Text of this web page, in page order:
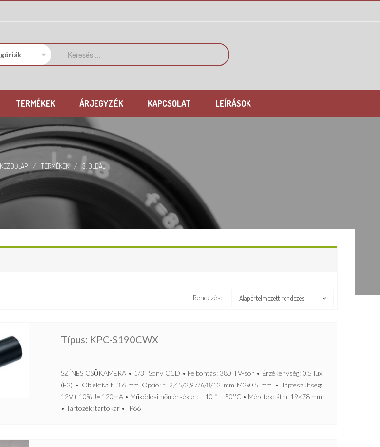
TERMÉKEK ÁRJEGYZÉK KAPCSOLAT LEÍRÁSOK
KEZDŐLAP / TERMÉKEK / 3. OLDAL
Rendezés: Alapértelmezett rendezés
Típus: KPC-S190CWX
SZÍNES CSŐKAMERA • 1/3” Sony CCD • Felbontás: 380 TV-sor • Érzékenység: 0.5 lux
(F2) • Objektív: f=3,6 mm Opció: f=2,45/2,97/6/8/12 mm M2x0,5 mm • Tápfeszültség:
12V+ 10% J= 120mA • Működési hőmérséklet: – 10 ° – 50°C • Méretek: átm. 19×78 mm
• Tartozék: tartókar • IP66